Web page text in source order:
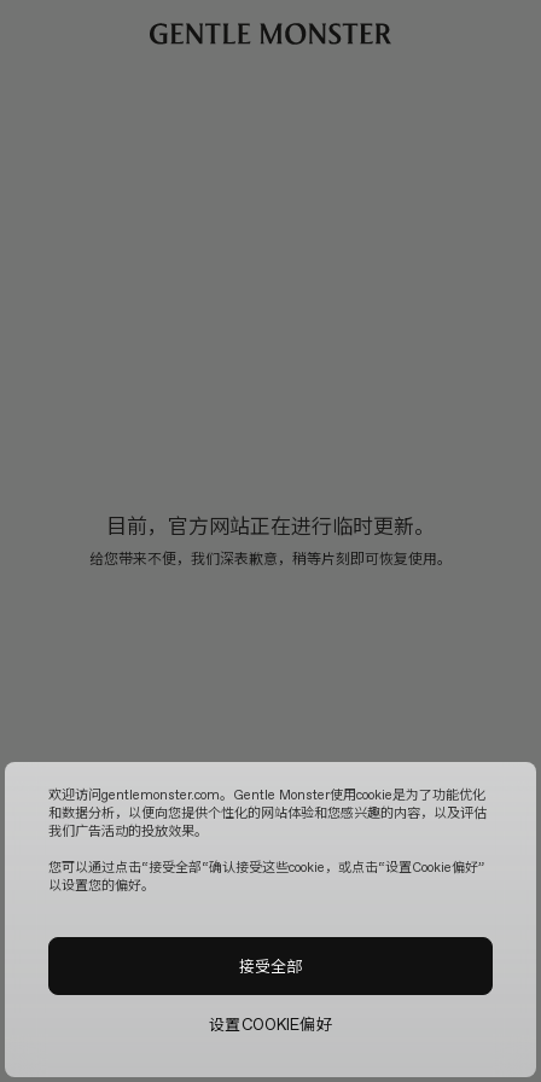
目前，官方网站正在进行临时更新。
给您带来不便，我们深表歉意，稍等片刻即可恢复使用。
欢迎访问gentlemonster.com。Gentle Monster使用cookie是为了功能优化
和数据分析，以便向您提供个性化的网站体验和您感兴趣的内容，以及评估
我们广告活动的投放效果。
您可以通过点击“接受全部“确认接受这些cookie，或点击“设置Cookie偏好”
以设置您的偏好。
设置COOKIE偏好
接受全部